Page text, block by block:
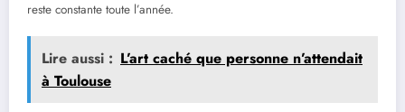
reste constante toute l’année.
Lire aussi : L’art caché que personne n’attendait
à Toulouse